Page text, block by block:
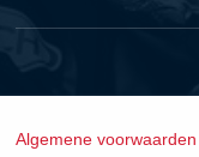
Algemene voorwaarden